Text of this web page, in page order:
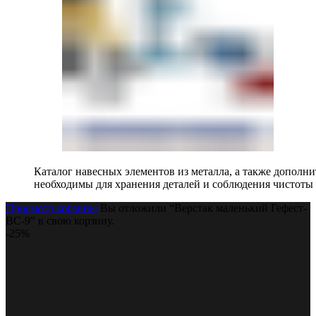
Каталог навесных элементов из металла, а также
необходимы для хранения деталей и соблюдения чистоты
Просмотр корзины Вы отложили “Верстак маленький Гефест-
ВС-9” в свою корзину.
-25%